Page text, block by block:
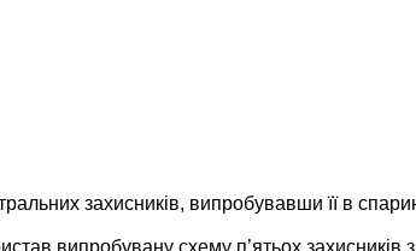
захисників, випробувавши її в
випробувану схему п’ятьох